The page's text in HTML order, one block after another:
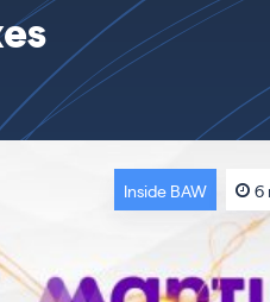
Inside BAW 6